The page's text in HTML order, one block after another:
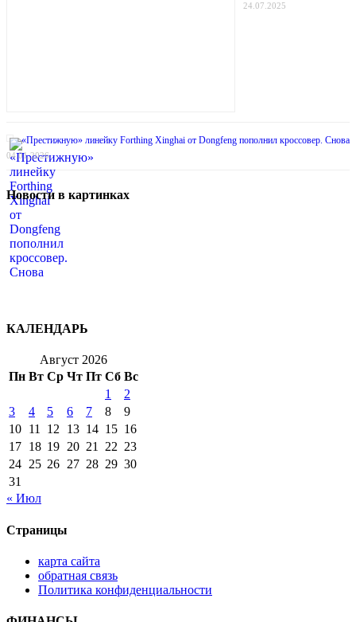
24.07.2025
«Престижную» линейку Forthing Xinghai от Dongfeng пополнил кроссовер. Снова
04.01.2026
Новости в картинках
КАЛЕНДАРЬ
Август 2026
Пн Вт Ср Чт Пт Сб Вс
1
2
3
4 5 6 7 8
9
10 11 12 13 14 15 16
17 18 19 20 21 22 23
24 25 26 27 28 29 30
31
« Июл
Страницы
карта сайта
обратная связь
Политика конфиденциальности